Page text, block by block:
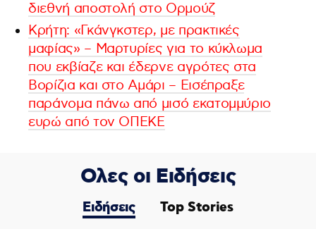
διεθνή αποστολή στο Ορμούζ
Κρήτη: «Γκάνγκστερ, με πρακτικές
μαφίας» – Μαρτυρίες για το κύκλωμα
που εκβίαζε και έδερνε αγρότες στα
Βορίζια και στο Αμάρι – Εισέπραξε
παράνομα πάνω από μισό εκατομμύριο
ευρώ από τον ΟΠΕΚΕ
Ολες οι Ειδήσεις
Ειδήσεις Top Stories